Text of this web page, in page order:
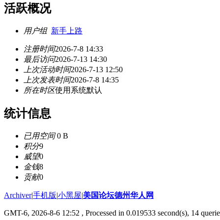
活跃概况
用户组 新手上路
注册时间2026-7-8 14:33
最后访问2026-7-13 14:30
上次活动时间2026-7-13 12:50
上次发表时间2026-7-8 14:35
所在时区使用系统默认
统计信息
已用空间0 B
积分9
威望0
金钱8
贡献0
Archiver|手机版|小黑屋|美国论坛德州华人网
GMT-6, 2026-8-6 12:52 , Processed in 0.019533 second(s), 14